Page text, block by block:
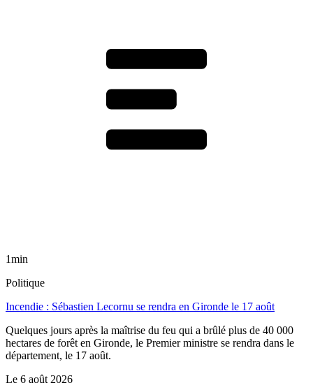
1min
Politique
Incendie : Sébastien Lecornu se rendra en Gironde le 17 août
Quelques jours après la maîtrise du feu qui a brûlé plus de 40 000
hectares de forêt en Gironde, le Premier ministre se rendra dans le
département, le 17 août.
Le 6 août 2026